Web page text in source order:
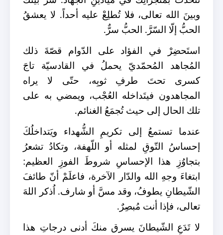
وبينَ الله تعالى، فلا تُطلِعْ عليه أحداً. لا يعشقُ
الحبُّ إلّا السّرَّ. الحبُّ سرٌّ.
استَحضِرْ في الفؤاد على الدّوام قصّةَ ذلك
المُجاهد المُحمّديّ يحملُ في القادسيّة تاجَ
كسرى تحتَ طرفِ ثوبِه، حتّى لا يراه
المجاهدون فيتَداخله العُجْب، ويمضي به على
تلك الحال إلى حيث تُجمَعُ الغنائم.
عندما تستمعُ إلى تكريمِ الشُّهداء ويَتداخلُكَ
إحساسُ التّوقِ لمثله أو اللّهفة، وتكادُ تشعرُ
بتجاوُزِ هذا الإحساسِ شروطَ الفوزِ العظيم:
ابتغاءَ وجهِ الله والدّار الآخرة، فاعلَمْ أنّ طائفَ
الشّيطانِ يطوفُ، وقد مسَّ أو شارف. اُذكر اللهَ
تعالى، فإذا أنت مُبصِرٌ.
لا تَدَعِ الشّيطانَ يسرق منكَ أدنى درجاتِ هذا